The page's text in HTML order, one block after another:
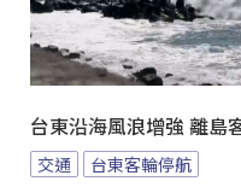
台東沿海風浪增強 離島
交通 台東客輪停航